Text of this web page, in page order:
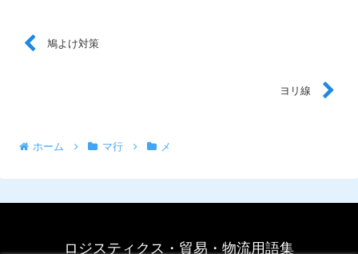
鳩よけ対策
ヨリ線
ホーム マ行 メ
ロジスティクス・貿易・物流用語集